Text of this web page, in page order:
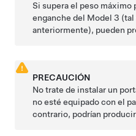
Si supera el peso máximo
enganche del Model 3 (tal
anteriormente), pueden
PRECAUCIÓN
No trate de instalar un
no esté equipado con el
contrario, podrían